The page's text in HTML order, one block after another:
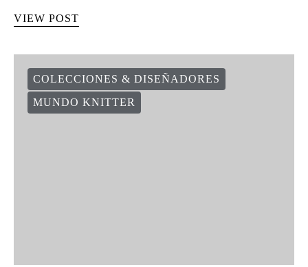
VIEW POST
COLECCIONES & DISEÑADORES
MUNDO KNITTER